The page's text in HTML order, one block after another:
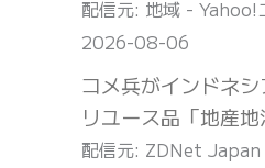
配信元: 地域 - Yahoo!
2026-08-06
コメ兵がインドネ
リユース品「地産地
配信元: ZDNet